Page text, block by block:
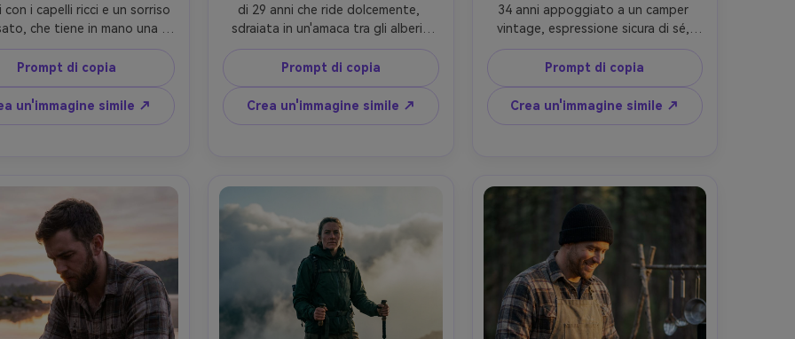
con i capelli ricci e un sorriso
che tiene in mano una
smaltata con il vapore che
indossa una giacca sherpa
e un berretto,
sul lago con acqua ferma
di pino, luce morbida al
piano, profondità di campo
umore caldo e confortante,
naturale della pelle e vapore
alta risoluzione, messa a
nitida sugli occhi- -ar 4:5
Prompt di copia
un'immagine simile ↗
di 29 anni che ride dolcemente,
sdraiata in un'amaca tra gli alberi,
indossa una felpa con cappuccio
leggera, pantaloncini di denim e
trucco minimale, campeggio nella
foresta con luce solare macchiata
attraverso le foglie, macchie
estivo spensierato, pelle e capelli
realistici, ombre naturali, alta
risoluzione, dettagli nitidi- -ar 4:5
Prompt di copia
Crea un'immagine simile ↗
34 anni appoggiato a un camper
vintage, espressione sicura di sé,
indossando una maglietta sbiadita,
giacca verde e occhiali da sole da
aviatore, campeggio in ghiaia con
luci a stringa e tavolo pieghevole,
luce calda del sole nel tardo
leggermente basso angolo, umore
nostalgico di viaggio su strada,
struttura realistica della pelle,
highlights puliti, alta risoluzione,
messa a fuoco nitida, grana sottile
del film-AR 4:5
Prompt di copia
Crea un'immagine simile ↗